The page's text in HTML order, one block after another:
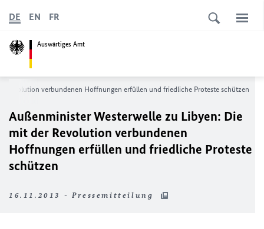
Auswärtiges Amt
DE EN FR
Revolution verbundenen Hoffnungen erfüllen und friedliche Proteste schützen
Außenminister Westerwelle zu Libyen: Die
mit der Revolution verbundenen
Hoffnungen erfüllen und friedliche Proteste
schützen
16.11.2013 - Pressemitteilung